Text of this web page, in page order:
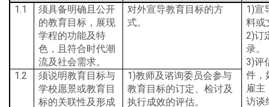
1.1
须具备明确且公开
的教育目标，展现
学程的功能及特
色，且符合时代潮
流及社会需求。
对外宣导教育目标的方
式。
1)宣
料或
2)订
录。
3)评
件，
雇主
访谈
1.2
须说明教育目标与
学校愿景或教育目
标的关联性及形成
1)教师及谘询委员会参与
教育目标的订定、检讨及
执行成效的评估。